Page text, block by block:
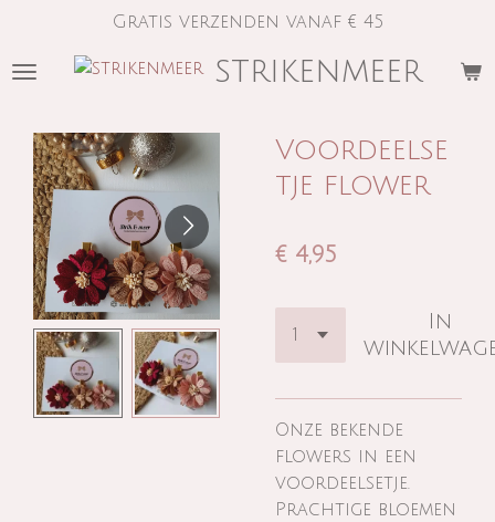
naar
hoofdinhoud
strikenmeer
Gratis verzenden vanaf € 45
Voordeelse
tje flower
€ 4,95
In
Onze bekende
flowers in een
voordeelsetje.
Prachtige bloemen